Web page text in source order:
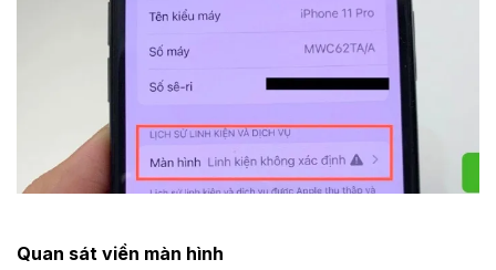
Quan sát viền màn hình